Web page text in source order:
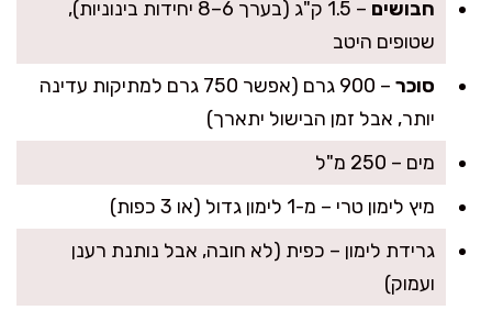
חבושים
– 1.5 ק"ג (בערך 6–8 יחידות בינוניות),
שטופים היטב
סוכר
– 900 גרם (אפשר 750 גרם למתיקות עדינה
יותר, אבל זמן הבישול יתארך)
מים – 250 מ"ל
מיץ לימון טרי – מ-1 לימון גדול (או 3 כפות)
גרידת לימון – כפית (לא חובה, אבל נותנת רענן
ועמוק)